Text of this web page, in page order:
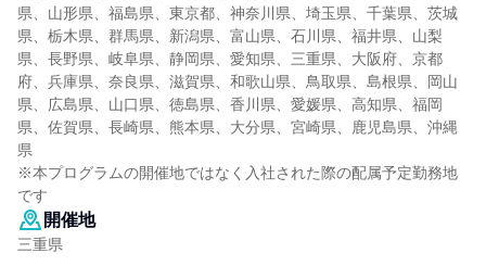
県、山形県、福島県、東京都、神奈川県、埼玉県、千葉県、茨城
県、栃木県、群馬県、新潟県、富山県、石川県、福井県、山梨
県、長野県、岐阜県、静岡県、愛知県、三重県、大阪府、京都
府、兵庫県、奈良県、滋賀県、和歌山県、鳥取県、島根県、岡山
県、広島県、山口県、徳島県、香川県、愛媛県、高知県、福岡
県、佐賀県、長崎県、熊本県、大分県、宮崎県、鹿児島県、沖縄
県
※本プログラムの開催地ではなく入社された際の配属予定勤務地
です
開催地
三重県